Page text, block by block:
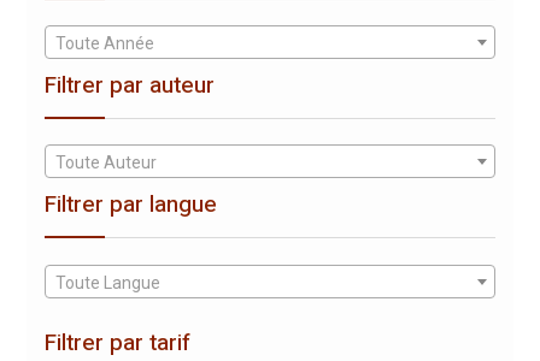
Toute Année
Filtrer par auteur
Toute Auteur
Filtrer par langue
Toute Langue
Filtrer par tarif